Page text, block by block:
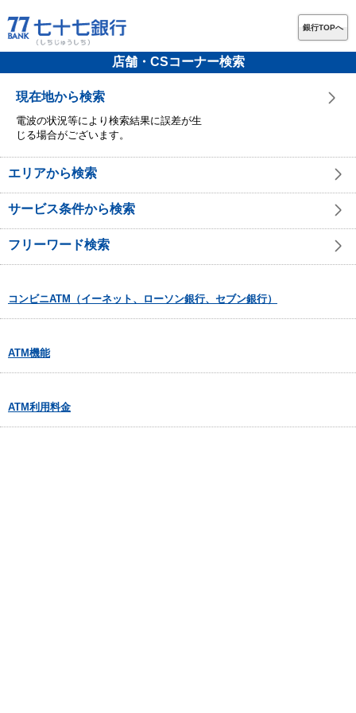
銀行TOPへ
店舗・CSコーナー検索
現在地から検索
電波の状況等により検索結果に誤差が生
じる場合がございます。
エリアから検索
サービス条件から検索
フリーワード検索
コンビニATM（イーネット、ローソン銀行、セブン銀行）
ATM機能
ATM利用料金